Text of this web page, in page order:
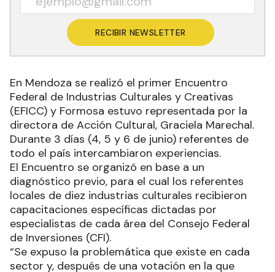
RECIBIR NEWSLETTER
En Mendoza se realizó el primer Encuentro
Federal de Industrias Culturales y Creativas
(EFICC) y Formosa estuvo representada por la
directora de Acción Cultural, Graciela Marechal.
Durante 3 días (4, 5 y 6 de junio) referentes de
todo el país intercambiaron experiencias.
El Encuentro se organizó en base a un
diagnóstico previo, para el cual los referentes
locales de diez industrias culturales recibieron
capacitaciones específicas dictadas por
especialistas de cada área del Consejo Federal
de Inversiones (CFI).
“Se expuso la problemática que existe en cada
sector y, después de una votación en la que